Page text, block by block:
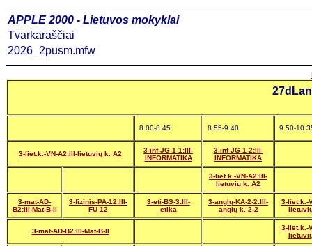
APPLE 2000 - Lietuvos mokyklai
Tvarkaraščiai
2026_2pusm.mfw
8.00-8.45 8.55-9.40 9.50-
3-liet.k.-VN-A2:III-lietuvių k. A2
3-inf-JG-1-1:III-
INFORMATIKA
3-inf-JG-1-2:III-
INFORMATIKA
3-liet.k.-VN-A2:III-
lietuvių k. A2
3-mat-AD-
B2:III-Mat-B-II
3-fizinis-PA-12:III-
FU 12
3-eti-BS-3:III-
etika
3-anglų-KA-2-2:III-
anglų k. 2-2
3-liet.k.-
3-mat-AD-B2:III-Mat-B-II
3-liet.k.-